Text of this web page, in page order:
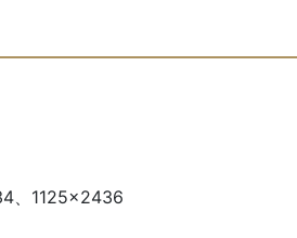
、1125×2436